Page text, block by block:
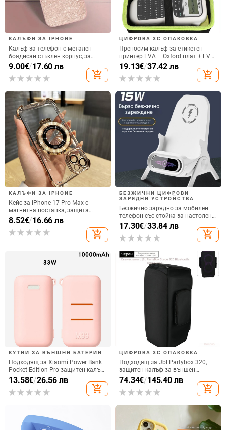
КАЛЪФИ ЗА IPHONE
Калъф за телефон с метален
боядисан стъклен корпус, за
iPhone 11–14 Pro Max,
охлаждане, модел YK263
9.00€/17.60 лв
add_shopping_cart
ЦИФРОВА 3C ОПАКОВКА
Преносим калъф за етикетен
принтер EVA – Oxford плат + EVA,
горещо пресовано EVA и шиене,
товароподемност 10 кг
19.13€/37.42 лв
add_shopping_cart
КАЛЪФИ ЗА IPHONE
Кейс за iPhone 17 Pro Max с
магнитна поставка, защита
срещу изпускане на четирите
ъгъла, акрилен корпус с
електроплатиран финиш
8.52€/16.66 лв
add_shopping_cart
БЕЗЖИЧНИ ЦИФРОВИ
ЗАРЯДНИ УСТРОЙСТВА
Безжично зарядно за мобилен
телефон със стойка за настолен
монтаж за хоризонтално или
вертикално ползване, QC3.0, 2 A,
15 W, Бързо зареждане
17.30€/33.84 лв
add_shopping_cart
КУТИИ ЗА ВЪНШНИ БАТЕРИИ
Подходящ за Xiaomi Power Bank
Pocket Edition Pro защитен калъф
33W силиконов 10000mA
неплъзгащ се защитен калъф за
Power Bank
13.58€/26.56 лв
add_shopping_cart
ЦИФРОВА 3C ОПАКОВКА
Подходящ за Jbl Partybox 320,
защитен калъф за външен
високоговорител, калъф за
количка Stage 320 Audio,
прахозащитно покритие.
74.34€/145.40 лв
add_shopping_cart